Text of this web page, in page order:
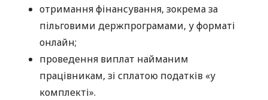
отримання фінансування, зокрема за
пільговими держпрограмами, у форматі
онлайн;
проведення виплат найманим
працівникам, зі сплатою податків «у
комплекті».